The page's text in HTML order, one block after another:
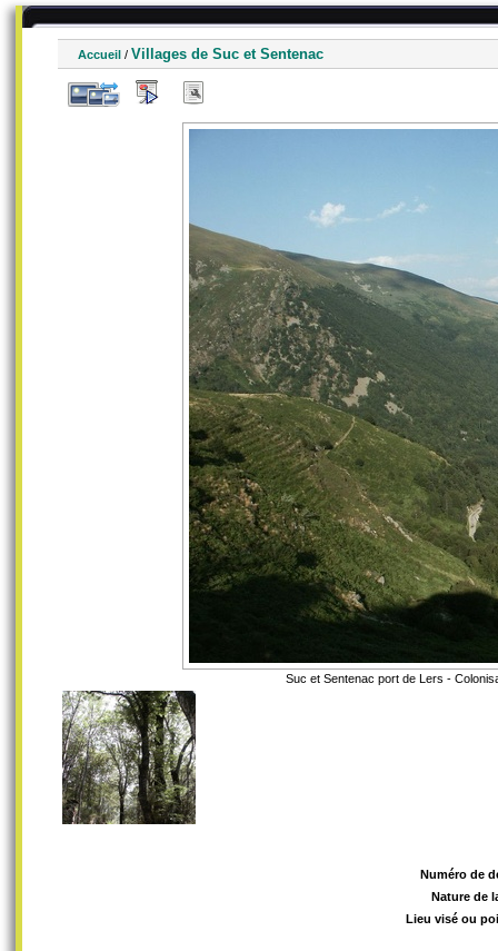
Accueil / Villages de Suc et Sentenac
Suc et Sentenac port de Lers -
Numéro de
Nature de
Lieu visé ou